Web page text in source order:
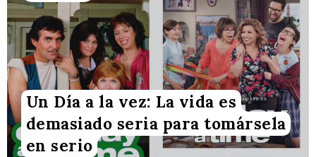
Un Día a la vez: La vida es
demasiado seria para tomársela
en serio